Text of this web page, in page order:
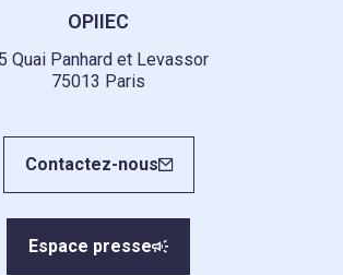
OPIIEC
Quai Panhard et Levassor
75013 Paris
Contactez-nous
Espace presse